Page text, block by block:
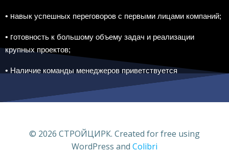
• навык успешных переговоров с первыми лицами компаний;
• готовность к большому объему задач и реализации
крупных проектов;
• Наличие команды менеджеров приветствуется
© 2026 СТРОЙЦИРК. Created for free using
WordPress and Colibri